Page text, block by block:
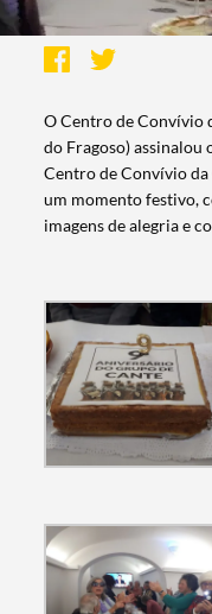
O Centro de Convívio
do Fragoso) assinalou
Centro de Convívio
um momento festivo,
imagens de alegria e